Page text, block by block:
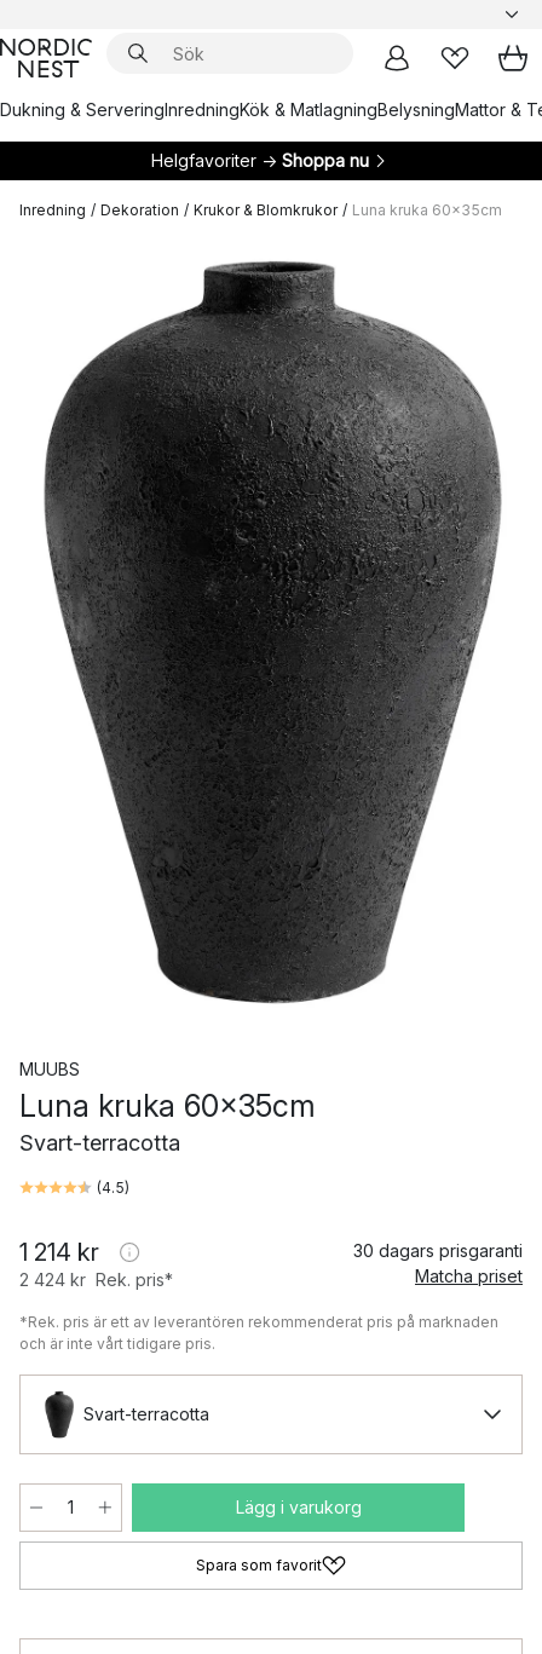
Dukning & ServeringInredningKök & MatlagningBelysningMattor &
Helgfavoriter → Shoppa nu
Inredning / Dekoration / Krukor & Blomkrukor / Luna kruka 60x35cm
MUUBS
Luna kruka 60x35cm
Svart-terracotta
(4.5)
1 214 kr
2 424 kr Rek. pris*
30 dagars prisgaranti
Matcha priset
*Rek. pris är ett av leverantören rekommenderat pris på marknaden
och är inte vårt tidigare pris.
Svart-terracotta
Lägg i varukorg
Spara som favorit